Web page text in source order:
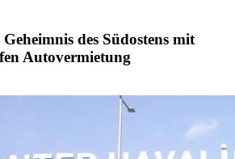
des Südostens mit
Autovermietung